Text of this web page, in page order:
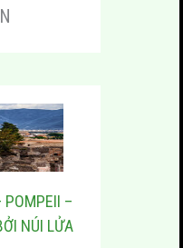
–
NÚI LỬA